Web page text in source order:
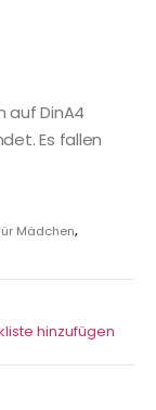
auf DinA4
Es fallen
Mädchen,
hinzufügen